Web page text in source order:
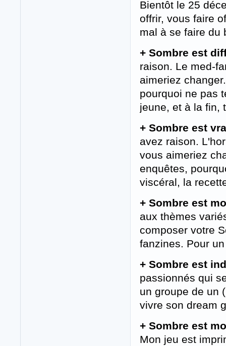
Bientôt le 25
offrir, vous faire
mal à se faire du
+ Sombre est
raison. Le med-
aimeriez
pourquoi ne pas
jeune, et à la fin,
+ Sombre est
avez raison.
vous aimeriez
enquêtes,
viscéral, la
+ Sombre est
aux thèmes
composer votre
fanzines. Pour
+ Sombre est
passionnés qui
un groupe de un
vivre son dream
+ Sombre est
Mon jeu est